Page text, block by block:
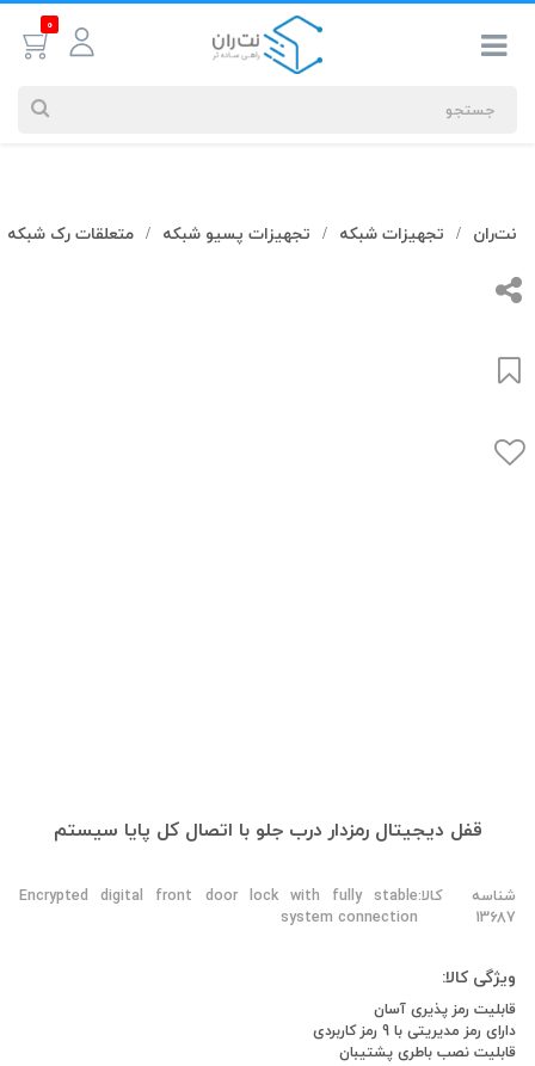
0
جستجوهای
شما
#کابل شبکه
بیشترین
جستجوهای
#کابل شبکه
نت‌ران / تجهیزات شبکه / تجهیزات پسیو شبکه / متعلقات رک شبکه
قفل دیجیتال رمزدار درب جلو با اتصال کل پایا سیستم
شناسه کالا:
13687
Encrypted digital front door lock with fully stable
system connection
ویژگی کالا:
قابلیت رمز پذیری آسان
دارای رمز مدیریتی با 9 رمز کاربردی
قابلیت نصب باطری پشتیبان